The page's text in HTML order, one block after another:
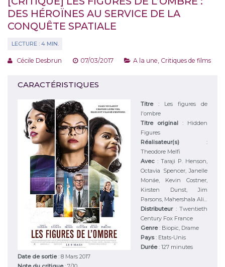
DES HÉROÏNES AU SERVICE DE LA
CONQUÊTE SPATIALE
Cécile Desbrun 07/03/2017 A la une Critiques de films
CARACTÉRISTIQUES
Titre: Les figures de
l'ombre
Titre original: Hidden
Figures
Réalisateur(s) :
Theodore Melfi
Avec:Taraji P. Henson,
Octavia Spencer, Janelle
Monáe, Kevin Costner,
Kirsten Dunst, Jim
Parsons, Mahershala Ali...
Distributeur :Twentieth
Century Fox France
Genre: Biopic, Drame
Pays: Etats-Unis
Durée:127 minutes
Date de sortie: 8 Mars 2017